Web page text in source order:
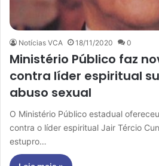
Notícias VCA 18/11/2020 0
Ministério Público faz
contra líder espiritual
abuso sexual
O Ministério Público estadual
contra o líder espiritual Jair Tércio
estupro…